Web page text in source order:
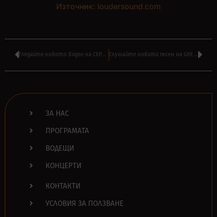
Източник: loudersound.com
Гледайте новото видео на СЕРЖ ТАНКИЯН – ‘Electric Yerevan’ Слушайте новата песен на GRETA VAN FLEET – ‘Broken Bells’
ЗА НАС
ПРОГРАМАТА
ВОДЕЩИ
КОНЦЕРТИ
КОНТАКТИ
УСЛОВИЯ ЗА ПОЛЗВАНЕ